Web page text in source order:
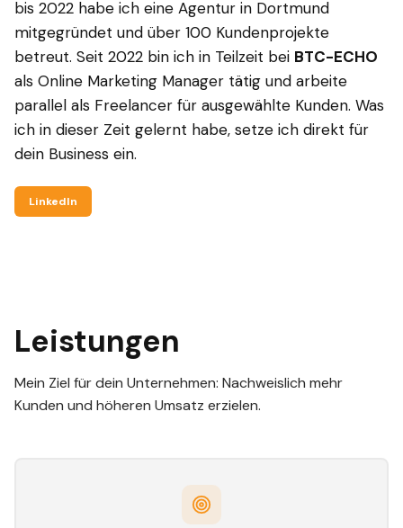
bis 2022 habe ich eine Agentur in Dortmund
mitgegründet und über 100 Kundenprojekte
betreut. Seit 2022 bin ich in Teilzeit bei BTC-ECHO
als Online Marketing Manager tätig und arbeite
parallel als Freelancer für ausgewählte Kunden. Was
ich in dieser Zeit gelernt habe, setze ich direkt für
dein Business ein.
LinkedIn
Leistungen
Mein Ziel für dein Unternehmen: Nachweislich mehr
Kunden und höheren Umsatz erzielen.